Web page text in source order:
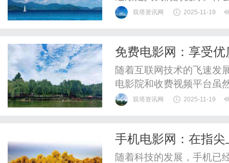
目中频繁出现的狗狗，或
的时代，电视节目、综艺
双塔资讯网 2025-11-19
免费电影网：享受
随着互联网技术的飞速发
电影院和收费视频平台虽
免费电影网，既能节省开
片，涵盖了不同类型和风
双塔资讯网 2025-11-19
手机电影网：在指
随着科技的发展，手机已